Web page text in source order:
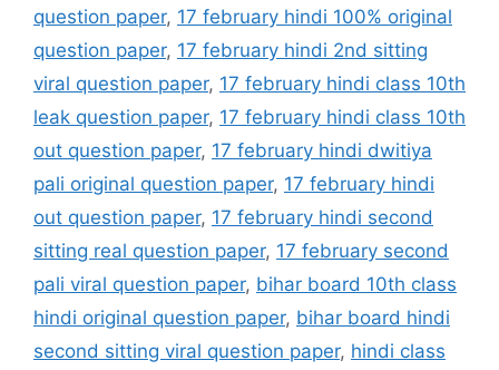
question paper, 17 february hindi 100% original
question paper, 17 february hindi 2nd sitting
viral question paper, 17 february hindi class 10th
leak question paper, 17 february hindi class 10th
out question paper, 17 february hindi dwitiya
pali original question paper, 17 february hindi
out question paper, 17 february hindi second
sitting real question paper, 17 february second
pali viral question paper, bihar board 10th class
hindi original question paper, bihar board hindi
second sitting viral question paper, hindi class